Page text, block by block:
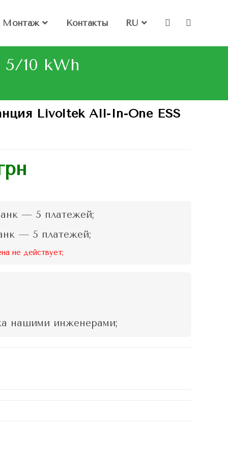
Монтаж Контакты RU
10 kWh
Livoltek All-In-One ESS
— 5 платежей;
— 5 платежей;
не действует;
нашими инженерами;